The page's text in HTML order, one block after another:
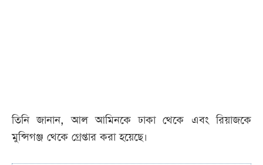
তিনি জানান, আল আমিনকে ঢাকা থেকে এবং রিয়াজকে
মুন্সিগঞ্জ থেকে গ্রেপ্তার করা হয়েছে।